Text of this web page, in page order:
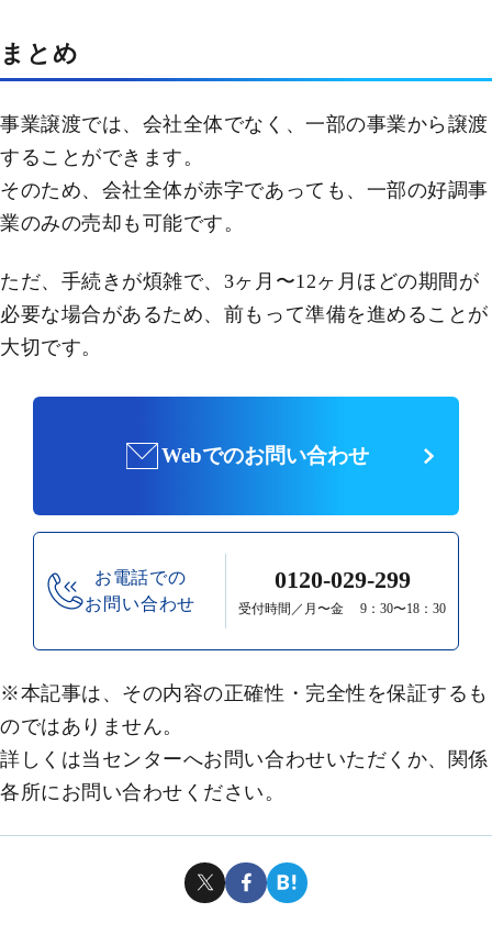
まとめ
事業譲渡では、会社全体でなく、一部の事業から譲渡
することができます。
そのため、会社全体が赤字であっても、一部の好調事
業のみの売却も可能です。
ただ、手続きが煩雑で、3ヶ月〜12ヶ月ほどの期間が
必要な場合があるため、前もって準備を進めることが
大切です。
Webでのお問い合わせ
お電話での
お問い合わせ
0120-029-299
受付時間／月〜金 9：30〜18：30
※本記事は、その内容の正確性・完全性を保証するも
のではありません。
詳しくは当センターへお問い合わせいただくか、関係
各所にお問い合わせください。